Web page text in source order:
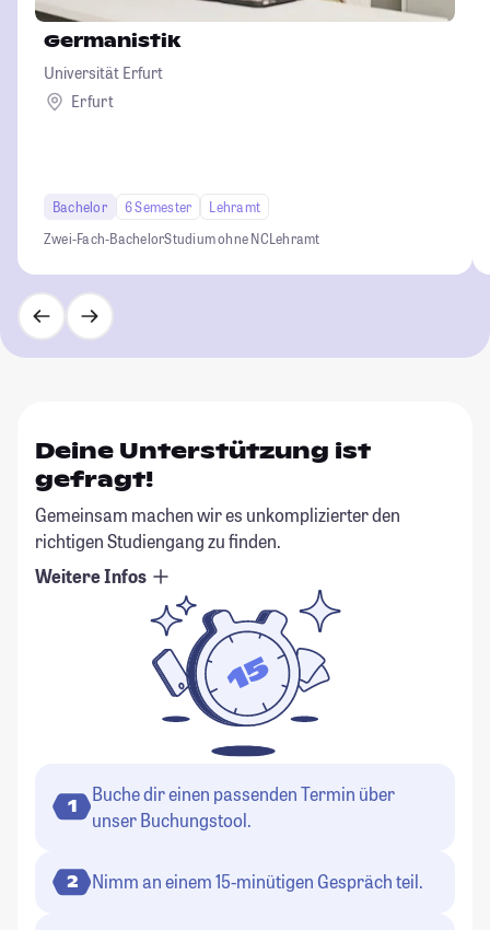
Germanistik
Universität Erfurt
Erfurt
Bachelor 6 Semester
Lehramt
Zwei-Fach-BachelorStudium ohne NCLehramt
Deine Unterstützung ist
gefragt!
Gemeinsam machen wir es unkomplizierter den
richtigen Studiengang zu finden.
Weitere Infos
1
Buche dir einen passenden Termin über
unser Buchungstool.
2 Nimm an einem 15-minütigen Gespräch teil.